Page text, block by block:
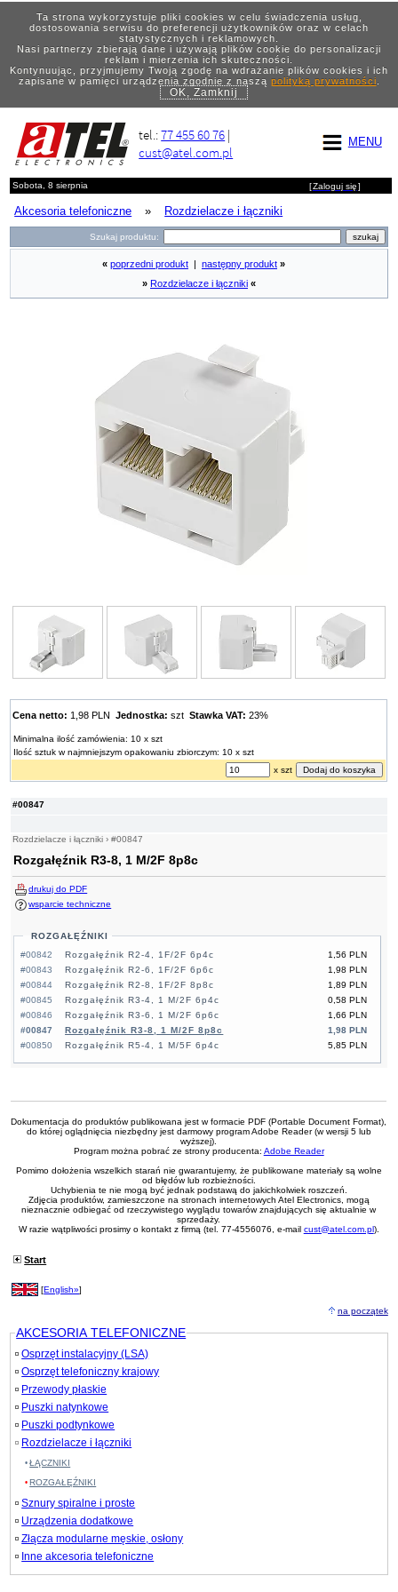
Ta strona wykorzystuje pliki cookies w celu świadczenia usług,
dostosowania serwisu do preferencji użytkowników oraz w celach
statystycznych i reklamowych.
Nasi partnerzy zbierają dane i używają plików cookie do personalizacji
reklam i mierzenia ich skuteczności.
Kontynuując, przyjmujemy Twoją zgodę na wdrażanie plików cookies i ich
zapisane w pamięci urządzenia zgodnie z naszą polityką prywatności.
OK, Zamknij
MENU
tel.:77 455 60 76 |
cust@atel.com.pl
Sobota, 8 sierpnia [Zaloguj się]
Akcesoria telefoniczne » Rozdzielacze i łączniki
Szukaj produktu:
#00847
Rozdzielacze i łączniki ›#00847
Rozgałęźnik R3-8, 1 M/2F 8p8c
drukuj do PDF
wsparcie techniczne
ROZGAŁĘŹNIKI
#00842
1,56 PLN
Rozgałęźnik R2-4, 1F/2F 6p4c
#00843
1,98 PLN
Rozgałęźnik R2-6, 1F/2F 6p6c
#00844
1,89 PLN
Rozgałęźnik R2-8, 1F/2F 8p8c
#00845
0,58 PLN
Rozgałęźnik R3-4, 1 M/2F 6p4c
#00846
1,66 PLN
Rozgałęźnik R3-6, 1 M/2F 6p6c
#00847
1,98 PLN
Rozgałęźnik R3-8, 1 M/2F 8p8c
#00850
5,85 PLN
Rozgałęźnik R5-4, 1 M/5F 6p4c
« poprzedni produkt następny produkt »
» Rozdzielacze i łączniki «
Cena netto: 1,98 PLNJednostka: sztStawka VAT: 23%
Minimalna ilość zamówienia: 10 x szt
Ilość sztuk w najmniejszym opakowaniu zbiorczym: 10 x szt
x szt
Dokumentacja do produktów publikowana jest w formacie PDF (Portable Document Format),
do której oglądnięcia niezbędny jest darmowy program Adobe Reader (w wersji 5 lub
wyższej).
Program można pobrać ze strony producenta: Adobe Reader
Pomimo dołożenia wszelkich starań nie gwarantujemy, że publikowane materiały są wolne
od błędów lub rozbieżności.
Uchybienia te nie mogą być jednak podstawą do jakichkolwiek roszczeń.
Zdjęcia produktów, zamieszczone na stronach internetowych Atel Electronics, mogą
nieznacznie odbiegać od rzeczywistego wyglądu towarów znajdujących się aktualnie w
sprzedaży.
W razie wątpliwości prosimy o kontakt z firmą (tel. 77-4556076, e-mail cust@atel.com.pl).
Start
[English»]
na początek
AKCESORIA TELEFONICZNE
Osprzęt instalacyjny (LSA)
Osprzęt telefoniczny krajowy
Przewody płaskie
Puszki natynkowe
Puszki podtynkowe
Rozdzielacze i łączniki
ŁĄCZNIKI
ROZGAŁĘŹNIKI
Sznury spiralne i proste
Urządzenia dodatkowe
Złącza modularne męskie, osłony
Inne akcesoria telefoniczne